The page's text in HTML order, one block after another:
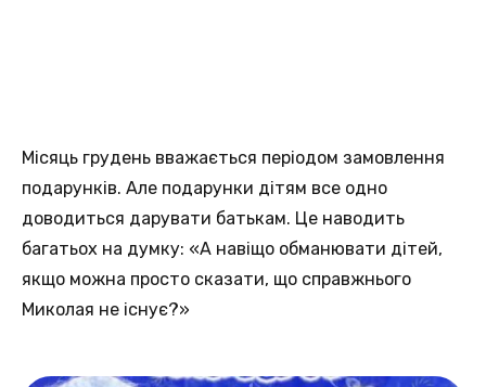
Місяць грудень вважається періодом замовлення
подарунків. Але подарунки дітям все одно
доводиться дарувати батькам. Це наводить
багатьох на думку: «А навіщо обманювати дітей,
якщо можна просто сказати, що справжнього
Миколая не існує?»